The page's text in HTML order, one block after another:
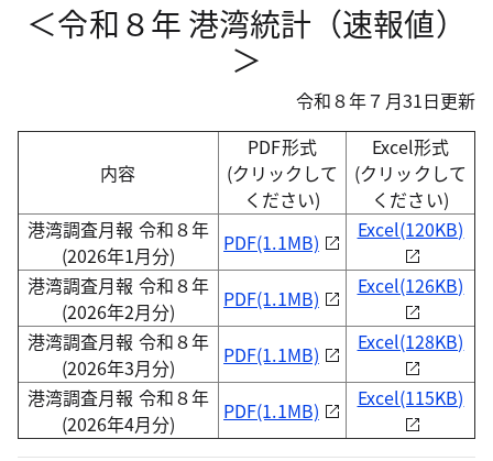
＜令和８年 港湾統計（速報値）
＞
令和８年７月31日更新
内容
PDF形式
(クリックして
ください)
Excel形式
(クリックして
ください)
港湾調査月報 令和８年
(2026年1月分)
PDF(1.1MB) Excel(120KB)
港湾調査月報 令和８年
(2026年2月分)
PDF(1.1MB) Excel(126KB)
港湾調査月報 令和８年
(2026年3月分)
PDF(1.1MB) Excel(128KB)
港湾調査月報 令和８年
(2026年4月分)
PDF(1.1MB) Excel(115KB)